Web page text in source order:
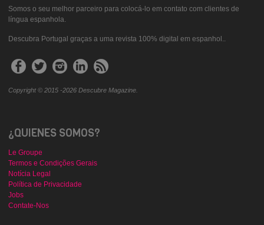
Somos o seu melhor parceiro para colocá-lo em contato com clientes de
língua espanhola.
Descubra Portugal graças a uma revista 100% digital em espanhol..
Copyright © 2015 -2026 Descubre Magazine.
¿QUIENES SOMOS?
Le Groupe
Termos e Condições Gerais
Notícia Legal
Política de Privacidade
Jobs
Contate-Nos